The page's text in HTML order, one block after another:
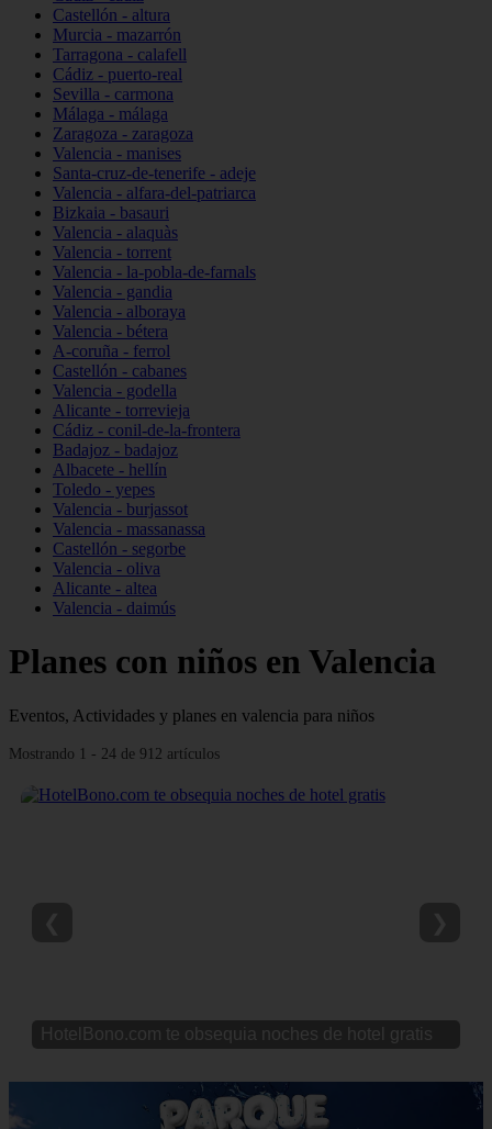
Castellón - altura
Murcia - mazarrón
Tarragona - calafell
Cádiz - puerto-real
Sevilla - carmona
Málaga - málaga
Zaragoza - zaragoza
Valencia - manises
Santa-cruz-de-tenerife - adeje
Valencia - alfara-del-patriarca
Bizkaia - basauri
Valencia - alaquàs
Valencia - torrent
Valencia - la-pobla-de-farnals
Valencia - gandia
Valencia - alboraya
Valencia - bétera
A-coruña - ferrol
Castellón - cabanes
Valencia - godella
Alicante - torrevieja
Cádiz - conil-de-la-frontera
Badajoz - badajoz
Albacete - hellín
Toledo - yepes
Valencia - burjassot
Valencia - massanassa
Castellón - segorbe
Valencia - oliva
Alicante - altea
Valencia - daimús
Planes con niños en Valencia
Eventos, Actividades y planes en valencia para niños
Mostrando 1 - 24 de 912 artículos
HotelBono.com te obsequia noches de hotel gratis